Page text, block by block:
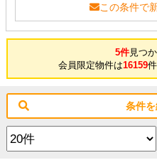
この条件で
5件見つ
会員限定物件は16159
条件